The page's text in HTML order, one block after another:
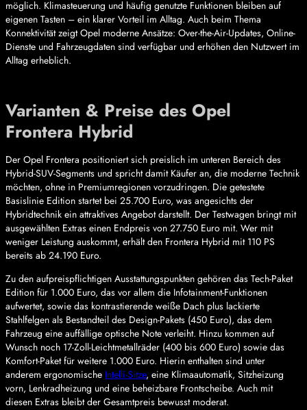
möglich. Klimasteuerung und häufig genutzte Funktionen bleiben auf
eigenen Tasten – ein klarer Vorteil im Alltag. Auch beim Thema
Konnektivität zeigt Opel moderne Ansätze: Over-the-Air-Updates, Online-
Dienste und Fahrzeugdaten sind verfügbar und erhöhen den Nutzwert im
Alltag erheblich.
Varianten & Preise des Opel
Frontera Hybrid
Der Opel Frontera positioniert sich preislich im unteren Bereich des
Hybrid-SUV-Segments und spricht damit Käufer an, die moderne Technik
möchten, ohne in Premiumregionen vorzudringen. Die getestete
Basislinie Edition startet bei 25.700 Euro, was angesichts der
Hybridtechnik ein attraktives Angebot darstellt. Der Testwagen bringt mit
ausgewählten Extras einen Endpreis von 27.750 Euro mit. Wer mit
weniger Leistung auskommt, erhält den Frontera Hybrid mit 110 PS
bereits ab 24.190 Euro.
Zu den aufpreispflichtigen Ausstattungspunkten gehören das Tech-Paket
Edition für 1.000 Euro, das vor allem die Infotainment-Funktionen
aufwertet, sowie das kontrastierende weiße Dach plus lackierte
Stahlfelgen als Bestandteil des Design-Pakets (450 Euro), das dem
Fahrzeug eine auffällige optische Note verleiht. Hinzu kommen auf
Wunsch noch 17-Zoll-Leichtmetallräder (400 bis 600 Euro) sowie das
Komfort-Paket für weitere 1.000 Euro. Hierin enthalten sind unter
anderem ergonomische Intelli-Sitze, eine Klimaautomatik, Sitzheizung
vorn, Lenkradheizung und eine beheizbare Frontscheibe. Auch mit
diesen Extras bleibt der Gesamtpreis bewusst moderat.